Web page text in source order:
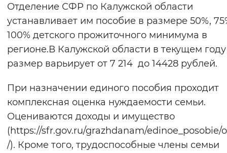
Отделение СФР по Калужской области
устанавливает им пособие в размере 50%,
100% детского прожиточного минимума в
регионе.В Калужской области в текущем году
размер варьирует от 7 214 до 14428 рублей.
При назначении единого пособия проходит
комплексная оценка нуждаемости семьи.
Оцениваются доходы и имущество
(https://sfr.gov.ru/grazhdanam/edinoe_posobie/
/). Кроме того, трудоспособные члены семьи